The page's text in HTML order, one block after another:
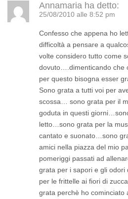
Annamaria ha detto:
25/08/2010 alle 8:52 pm
Confesso che appena ho
difficoltà a pensare a
volte considero tutto come
dovuto….dimenticando che
per questo bisogna esser
Sono grata a tutti voi per
scossa… sono grata per il
goduta in questi
letto…sono grata per la
cantato e suonato…sono
amici nella piazza del mio
pomeriggi passati ad
grata per i sapori e gli
per le frittelle ai fiori di
grata perchè ho